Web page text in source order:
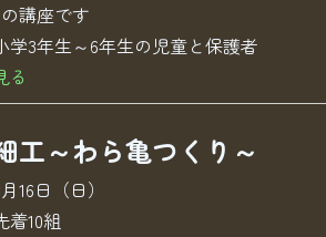
講座です
学3年生～6年生の児童と保護者
る
工～わら亀つくり～
16日（日）
着10組